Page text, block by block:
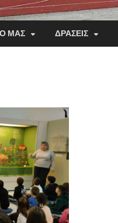
ΜΑΣ ΔΡΑΣΕΙΣ